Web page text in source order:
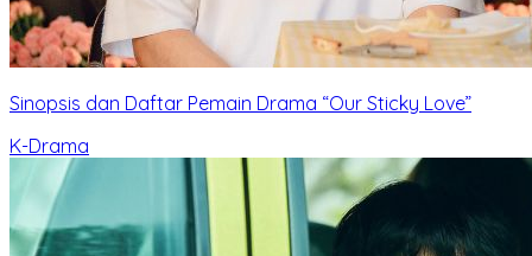
Sinopsis dan Daftar Pemain Drama “Our Sticky Love”
K-Drama